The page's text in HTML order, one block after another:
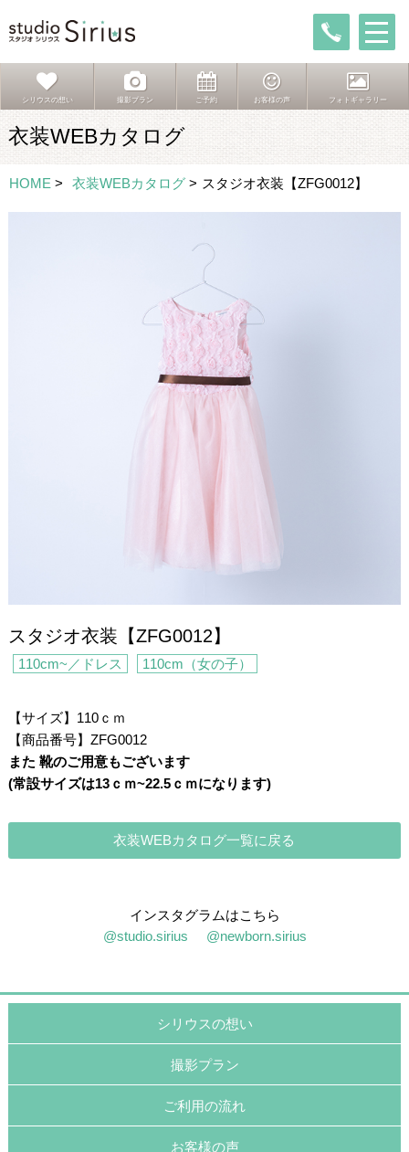
シリウスの想い 撮影プラン ご予約 お客様の声 フォトギャラリー
衣装WEBカタログ
HOME > 衣装WEBカタログ > スタジオ衣装【ZFG0012】
スタジオ衣装【ZFG0012】
110cm~／ドレス 110cm（女の子）
【サイズ】110ｃｍ
【商品番号】ZFG0012
また 靴のご用意もございます
(常設サイズは13ｃｍ~22.5ｃｍになります)・
衣装WEBカタログ一覧に戻る
インスタグラムはこちら
@studio.sirius
@newborn.sirius
シリウスの想い
撮影プラン
ご利用の流れ
お客様の声